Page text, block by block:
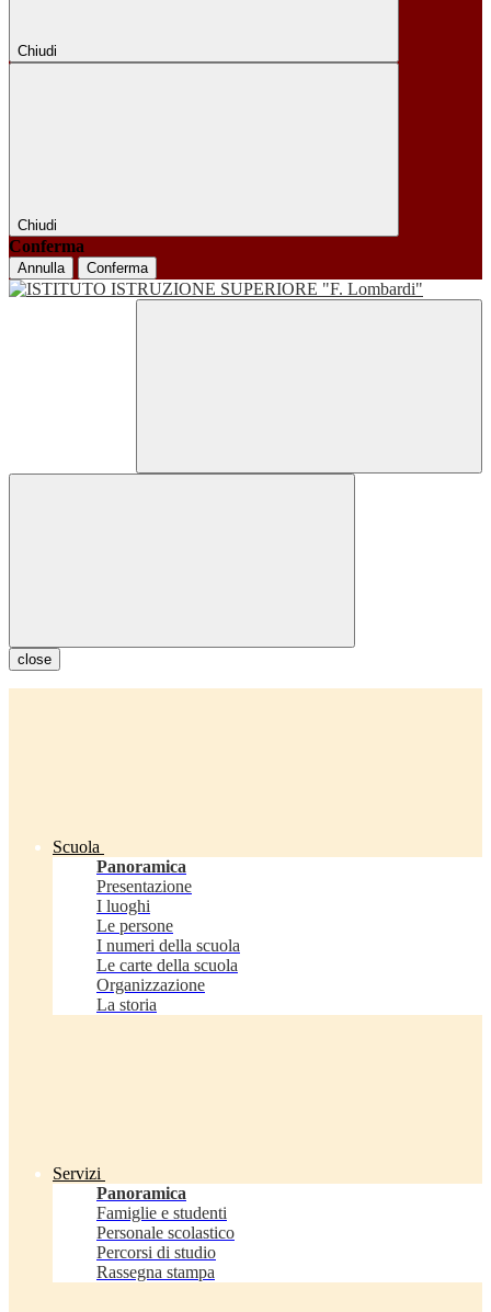
Chiudi
Chiudi
Conferma
Annulla Conferma
close
Scuola
Panoramica
Presentazione
I luoghi
Le persone
I numeri della scuola
Le carte della scuola
Organizzazione
La storia
Servizi
Panoramica
Famiglie e studenti
Personale scolastico
Percorsi di studio
Rassegna stampa